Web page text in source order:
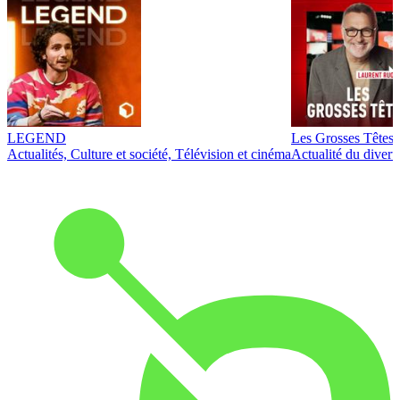
LEGEND
Actualités, Culture et société, Télévision et cinéma
Les Grosses Têtes
Actualité du